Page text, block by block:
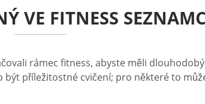
VE FITNESS
rámec fitness, abyste měli
příležitostné cvičení; pro některé to